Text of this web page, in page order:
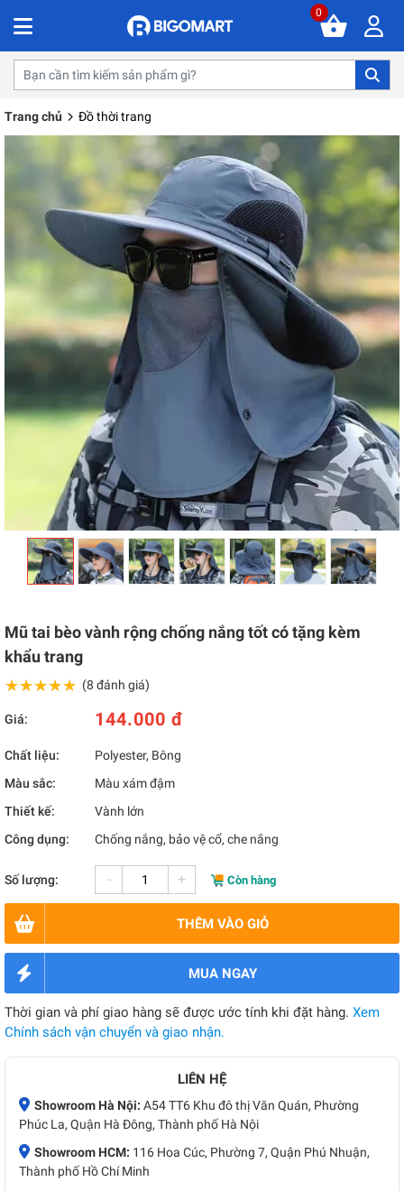
0
Trang chủ Đồ thời trang
Mũ tai bèo vành rộng chống nắng tốt có tặng kèm
khẩu trang
★★★★★
★★★★★ (8 đánh giá)
Giá: 144.000 đ
Chất liệu:
Polyester, Bông
Màu sắc:
Màu xám đậm
Thiết kế:
Vành lớn
Công dụng:
Chống nắng, bảo vệ cổ, che nắng
Số lượng: - + Còn hàng
THÊM VÀO GIỎ
MUA NGAY
Thời gian và phí giao hàng sẽ được ước tính khi đặt hàng. Xem
Chính sách vận chuyển và giao nhận.
LIÊN HỆ
Showroom Hà Nội: A54 TT6 Khu đô thị Văn Quán, Phường
Phúc La, Quận Hà Đông, Thành phố Hà Nội
Showroom HCM: 116 Hoa Cúc, Phường 7, Quận Phú Nhuận,
Thành phố Hồ Chí Minh